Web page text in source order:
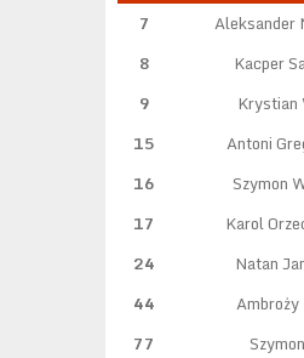
7 Aleksander
8
Kacper
9
Krystian
15
Antoni
16
Szymon
17
Karol
24
Natan
44
77